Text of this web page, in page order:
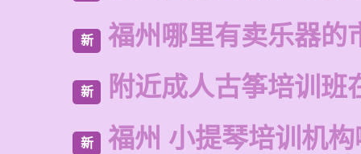
新 福州哪里有卖乐器的
新 附近成人古筝培训班
新 福州 小提琴培训机